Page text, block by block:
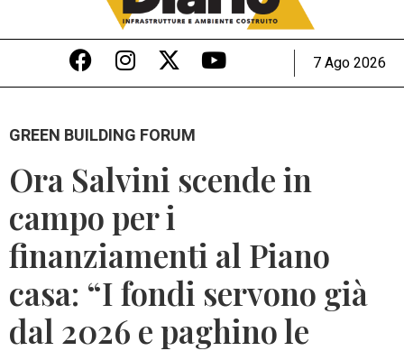
7 Ago 2026
GREEN BUILDING FORUM
Ora Salvini scende in
campo per i
finanziamenti al Piano
casa: “I fondi servono già
dal 2026 e paghino le